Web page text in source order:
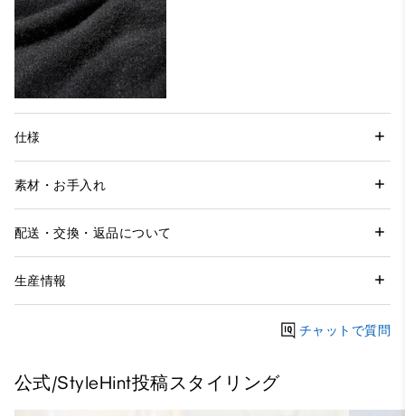
仕様
素材・お手入れ
配送・交換・返品について
生産情報
チャットで質問
公式/StyleHint投稿スタイリング